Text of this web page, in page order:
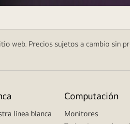
web. Precios sujetos a cambio sin
línea blanca
Computación
Monitores